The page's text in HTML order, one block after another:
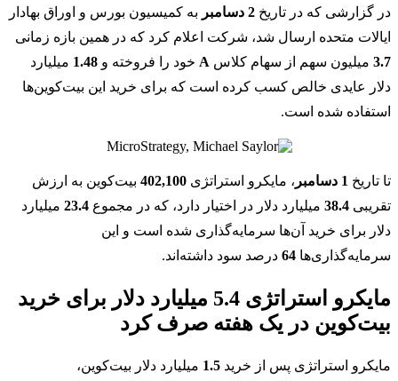
در گزارشی که در تاریخ 2 دسامبر
به کمیسیون بورس و اوراق بهادار
ایالات متحده ارسال شد، شرکت اعلام کرد که در همین بازه زمانی
3.7 میلیون سهم از سهام کلاس خود را فروخته و 1.48 میلیارد
دلار عایدی خالص کسب کرده است که برای خرید این بیت‌کوین‌ها
استفاده شده است.
تا تاریخ 1 دسامبر ، مایکرو استراتژی 402,100 بیت‌کوین به ارزش
تقریبی 38.4 میلیارد دلار در اختیار دارد، که در مجموع 23.4 میلیارد
دلار برای خرید آن‌ها سرمایه‌گذاری شده است و این
سرمایه‌گذاری‌ها 64 درصد سود داشته‌اند.
مایکرو استراتژی 5.4 میلیارد دلار برای خرید
بیت‌کوین در یک هفته صرف کرد
مایکرو استراتژی پس از خرید 1.5 میلیارد دلار بیت‌کوین،